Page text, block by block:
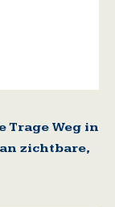
Trage Weg in
zichtbare,